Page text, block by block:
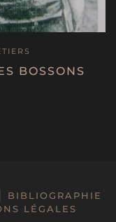
BOSSONS
BIBLIOGRAPHIE
LÉGALES